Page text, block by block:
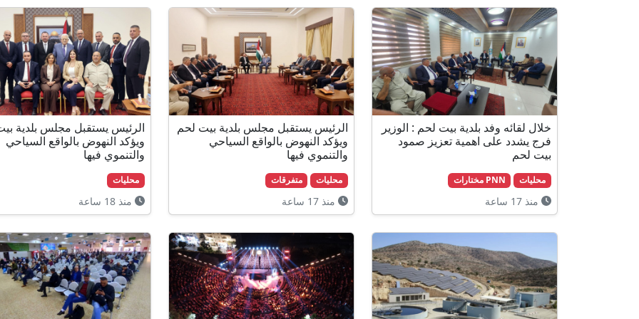
خلال لقائه وفد بلدية بيت لحم : الوزير
فرج يشدد على اهمية تعزيز صمود
بيت لحم
محليات PNN مختارات
منذ 17 ساعة
الرئيس يستقبل مجلس بلدية بيت لحم
ويؤكد النهوض بالواقع السياحي
والتنموي فيها
محليات متفرقات
منذ 17 ساعة
الرئيس يستقبل مجلس بلدية
ويؤكد النهوض بالواقع السياحي
والتنموي فيها
محليات
منذ 18 ساعة